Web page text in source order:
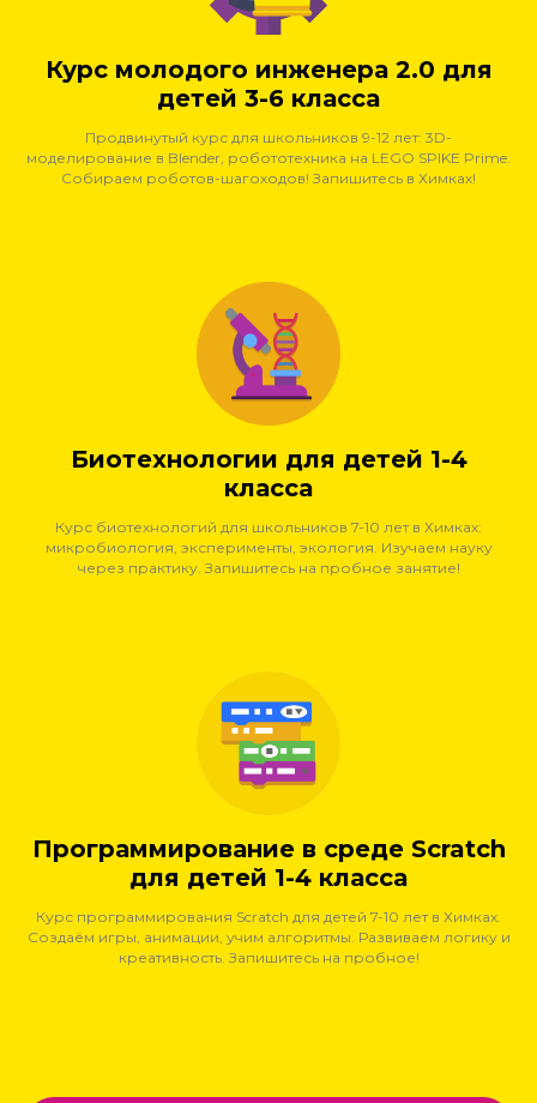
Курс молодого инженера 2.0 для
детей 3-6 класса
Продвинутый курс для школьников 9-12 лет: 3D-
моделирование в Blender, робототехника на LEGO SPIKE Prime.
Собираем роботов-шагоходов! Запишитесь в Химках!
Биотехнологии для детей 1-4
класса
Курс биотехнологий для школьников 7-10 лет в Химках:
микробиология, эксперименты, экология. Изучаем науку
через практику. Запишитесь на пробное занятие!
Программирование в среде Scratch
для детей 1-4 класса
Курс программирования Scratch для детей 7-10 лет в Химках.
Создаём игры, анимации, учим алгоритмы. Развиваем логику и
креативность. Запишитесь на пробное!